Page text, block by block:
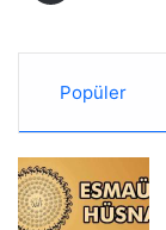
Popüler